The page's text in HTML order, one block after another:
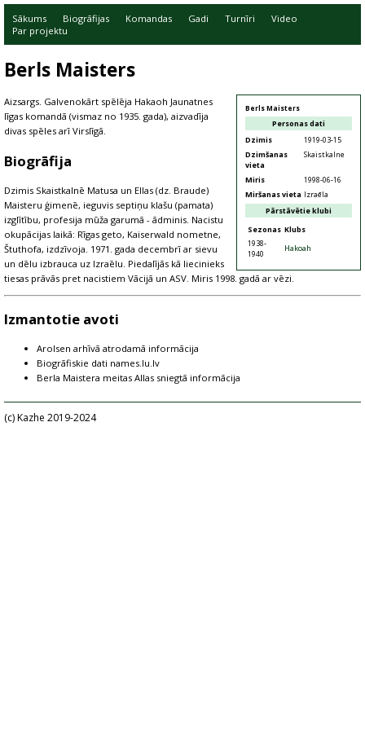
Sākums Biogrāfijas Komandas Gadi Turnīri
Video
Par projektu
Berls Maisters
Berls Maisters
Personas dati
Dzimis
1919-03-15
Dzimšanas
vieta
Skaistkalne
Miris
1998-06-16
Miršanas vieta Izraēla
Pārstāvētie klubi
Sezonas Klubs
1938-
1940
Hakoah
Aizsargs. Galvenokārt spēlēja Hakaoh Jaunatnes
līgas komandā (vismaz no 1935. gada), aizvadīja
divas spēles arī Virslīgā.
Biogrāfija
Dzimis Skaistkalnē Matusa un Ellas (dz. Braude)
Maisteru ģimenē, ieguvis septiņu klašu (pamata)
izglītību, profesija mūža garumā - ādminis. Nacistu
okupācijas laikā: Rīgas geto, Kaiserwald nometne,
Štuthofa, izdzīvoja. 1971. gada decembrī ar sievu
un dēlu izbrauca uz Izraēlu. Piedalījās kā liecinieks
tiesas prāvās pret nacistiem Vācijā un ASV. Miris 1998. gadā ar vēzi.
Izmantotie avoti
Arolsen arhīvā atrodamā informācija
Biogrāfiskie dati names.lu.lv
Berla Maistera meitas Allas sniegtā informācija
(c) Kazhe 2019-2024